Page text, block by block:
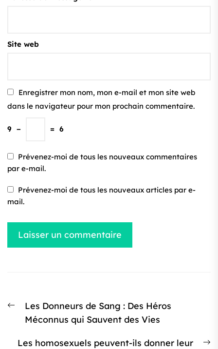
Site web
Enregistrer mon nom, mon e-mail et mon site web
dans le navigateur pour mon prochain commentaire.
9 − = 6
Prévenez-moi de tous les nouveaux commentaires
par e-mail.
Prévenez-moi de tous les nouveaux articles par e-
mail.
de
l’article
Article
précédent
Les Donneurs de Sang : Des Héros
Méconnus qui Sauvent des Vies
Les homosexuels peuvent-ils donner leur